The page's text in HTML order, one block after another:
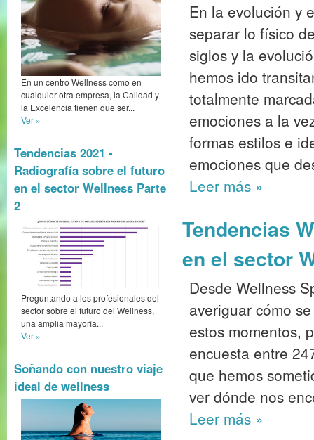
En un centro Wellness como en
cualquier otra empresa, la Calidad y
la Excelencia tienen que ser...
Ver »
Tendencias 2021 -
Radiografía sobre el futuro
en el sector Wellness Parte
2
Preguntando a los profesionales del
sector sobre el futuro del Wellness,
una amplia mayoría...
Ver »
Soñando con nuestro viaje
ideal de wellness
En la evolución y
separar lo físico
siglos y la
hemos ido
totalmente
emociones a la
formas estilos e
emociones que
Leer más »
Tendencias
en el sector
Desde Wellness
averiguar cómo
estos momentos,
encuesta entre
que hemos
ver dónde nos
Leer más »